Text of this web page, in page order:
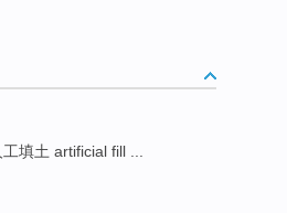
工填土 artificial fill ...